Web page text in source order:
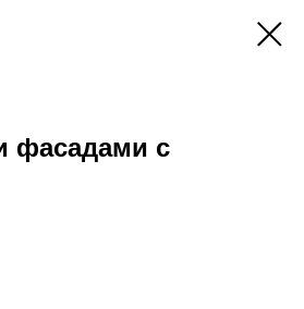
фасадами с